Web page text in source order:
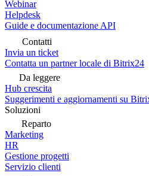
Webinar
Helpdesk
Guide e documentazione API
Contatti
Invia un ticket
Contatta un partner locale di Bitrix24
Da leggere
Hub crescita
Suggerimenti e aggiornamenti su
Soluzioni
Reparto
Marketing
HR
Gestione progetti
Servizio clienti